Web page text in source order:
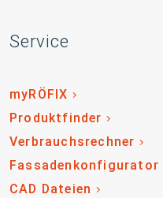
Service
myRÖFIX
Produktfinder
Verbrauchsrechner
Fassadenkonfigurator
CAD Dateien